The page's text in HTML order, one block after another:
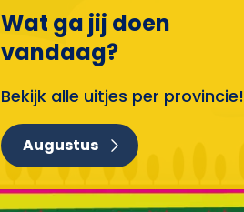
Wat ga jij doen
vandaag?
Bekijk alle uitjes per provincie!
Augustus